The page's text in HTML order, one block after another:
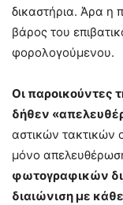
δικαστήρια. Άρα η
βάρος του
φορολογούμενου.
Οι παροικούντες
δήθεν
αστικών τακτικών
μόνο
φωτογραφικών
διαιώνιση με